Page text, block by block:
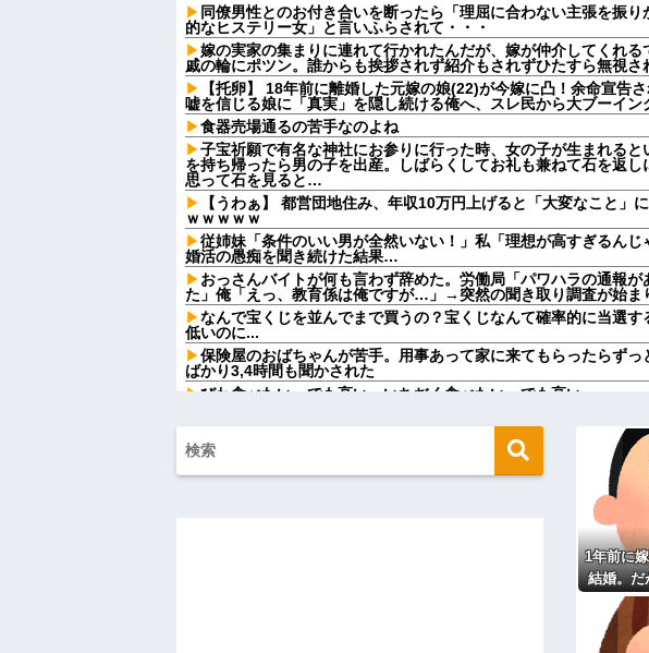
同僚男性とのお付き合いを断ったら「理屈に合わない主張を振り
的なヒステリー女」と言いふらされて・・・
嫁の実家の集まりに連れて行かれたんだが、嫁が仲介してくれる
戚の輪にポツン。誰からも挨拶されず紹介もされずひたすら無視さ
【托卵】 18年前に離婚した元嫁の娘(22)が今嫁に凸！余命宣告
嘘を信じる娘に「真実」を隠し続ける俺へ、スレ民から大ブーイン
食器売場通るの苦手なのよね
子宝祈願で有名な神社にお参りに行った時、女の子が生まれると
を持ち帰ったら男の子を出産。しばらくしてお礼も兼ねて石を返し
思って石を見ると…
【うわぁ】 都営団地住み、年収10万円上げると「大変なこと」
ｗｗｗｗｗ
従姉妹「条件のいい男が全然いない！」私「理想が高すぎるん
婚活の愚痴を聞き続けた結果…
おっさんバイトが何も言わず辞めた。労働局「パワハラの通報が
た」俺「えっ、教育係は俺ですが…」→突然の聞き取り調査が始
なんで宝くじを並んでまで買うの？宝くじなんて確率的に当選す
低いのに...
保険屋のおばちゃんが苦手。用事あって家に来てもらったらずっ
ばかり3,4時間も聞かされた
びわ食べたい。でも高い。いちぢく食べたい。でも高い
イジメられて全寮制だから逃げ出すこともできなかった→あるイジ
女「43億円注文して………キャンセルっと！」←こいつの目的
【怒報】国税庁「あのさぁ！君らがちゃんと納税してくれないと
政府「増税」敵「増税すんな！増税メガネ！」→政府「減税」敵
【衝撃】若い女の子からする「甘い匂い」の正体、まさか分から
【驚愕】マチアプで会った外国人からまさかの『こう』言われた
出張から帰ったら、嫁の顔が青ざめていた。俺「一体何があった
1年前に
結婚。だ
だと